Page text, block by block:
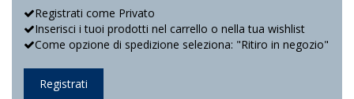
Registrati come Privato
Inserisci i tuoi prodotti nel carrello o nella tua wishlist
Come opzione di spedizione seleziona: "Ritiro in negozio"
Registrati